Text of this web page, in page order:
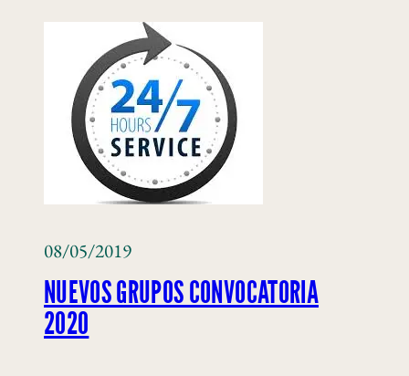
08/05/2019
NUEVOS GRUPOS CONVOCATORIA
2020